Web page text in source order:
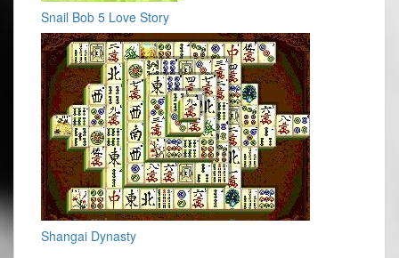
Snail Bob 5 Love Story
Shangai Dynasty